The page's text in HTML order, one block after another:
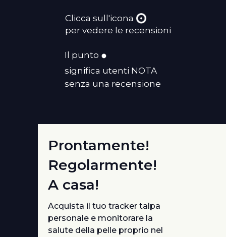
Clicca sull'icona
Il punto
significa utenti NOTA
senza una recensione
per vedere le recensioni
Prontamente!
Regolarmente!
A casa!
Acquista il tuo tracker talpa
personale e monitorare la
salute della pelle proprio nel